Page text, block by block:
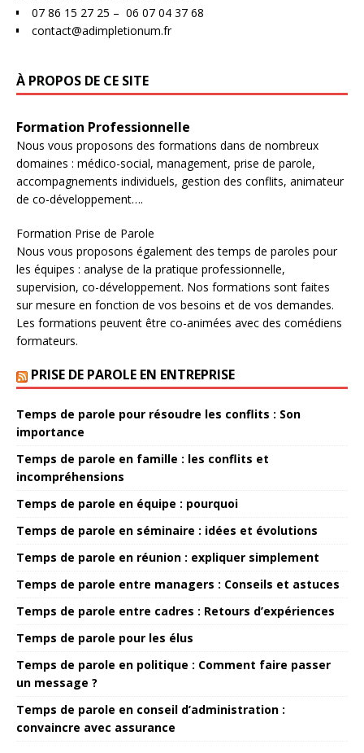
07 86 15 27 25 – 06 07 04 37 68
contact@adimpletionum.fr
À PROPOS DE CE SITE
Formation Professionnelle​
Nous vous proposons des formations dans de nombreux
domaines : médico-social, management, prise de parole,
accompagnements individuels, gestion des conflits, animateur
de co-développement….
Formation Prise de Parole
Nous vous proposons également des temps de paroles pour
les équipes : analyse de la pratique professionnelle,
supervision, co-développement. Nos formations sont faites
sur mesure en fonction de vos besoins et de vos demandes.
Les formations peuvent être co-animées avec des comédiens
formateurs.
PRISE DE PAROLE EN ENTREPRISE
Temps de parole pour résoudre les conflits : Son
importance
Temps de parole en famille : les conflits et
incompréhensions
Temps de parole en équipe : pourquoi
Temps de parole en séminaire : idées et évolutions
Temps de parole en réunion : expliquer simplement
Temps de parole entre managers : Conseils et astuces
Temps de parole entre cadres : Retours d’expériences
Temps de parole pour les élus
Temps de parole en politique : Comment faire passer
un message ?
Temps de parole en conseil d’administration :
convaincre avec assurance